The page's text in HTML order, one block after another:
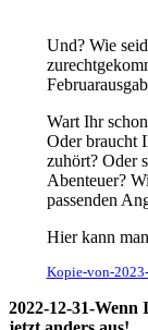
Und? Wie
Wart Ihr
Oder braucht
zuhört? Oder
Abenteuer?
passenden
Hier kann
Kopie-von-
2022-12-31-